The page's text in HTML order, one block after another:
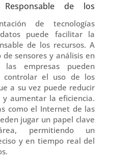
de los
de tecnologías
puede facilitar la
de los recursos. A
sensores y análisis en
empresas pueden
controlar el uso de los
a su vez puede reducir
y aumentar la eficiencia.
como el Internet de las
jugar un papel clave
permitiendo un
y en tiempo real del